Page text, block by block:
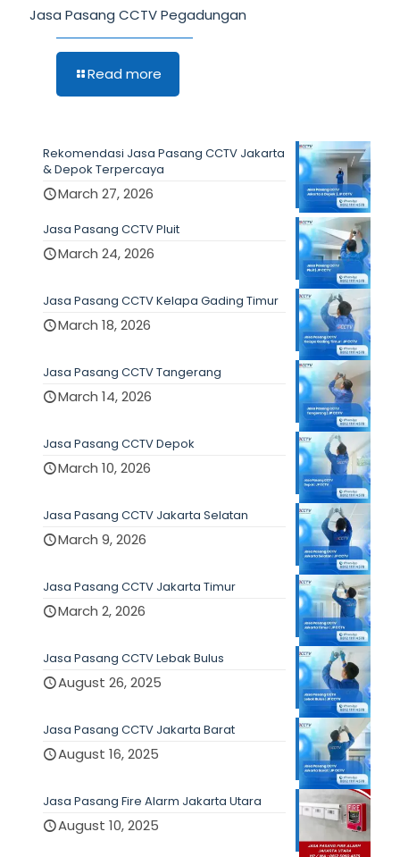
Jasa Pasang CCTV Pegadungan
Read more
Rekomendasi Jasa Pasang CCTV Jakarta
& Depok Terpercaya
March 27, 2026
Jasa Pasang CCTV Pluit
March 24, 2026
Jasa Pasang CCTV Kelapa Gading Timur
March 18, 2026
Jasa Pasang CCTV Tangerang
March 14, 2026
Jasa Pasang CCTV Depok
March 10, 2026
Jasa Pasang CCTV Jakarta Selatan
March 9, 2026
Jasa Pasang CCTV Jakarta Timur
March 2, 2026
Jasa Pasang CCTV Lebak Bulus
August 26, 2025
Jasa Pasang CCTV Jakarta Barat
August 16, 2025
Jasa Pasang Fire Alarm Jakarta Utara
August 10, 2025